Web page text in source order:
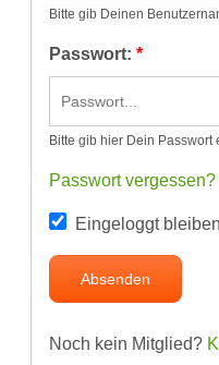
Bitte gib Deinen
Passwort: *
Bitte gib hier Dein Passwort
Passwort vergessen?
Eingeloggt
Noch kein Mitglied?